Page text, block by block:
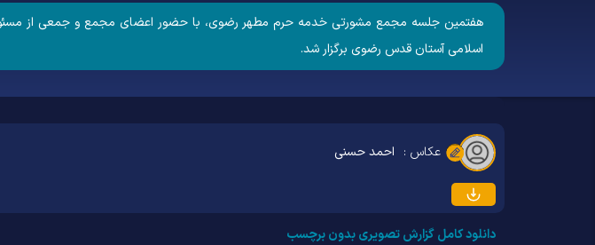
اسلامی آستان قدس رضوی برگزار شد.
عکاس : احمد حسنی
دانلود کامل گزارش تصویری بدون برچسب